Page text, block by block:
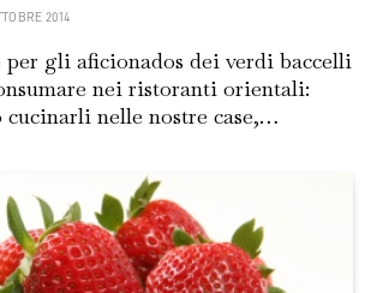
2014
gli aficionados dei verdi baccelli
nei ristoranti orientali:
cucinarli nelle nostre case,…